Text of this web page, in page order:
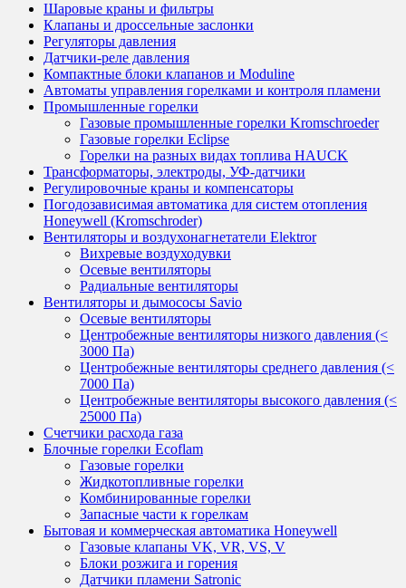
Шаровые краны и фильтры
Клапаны и дроссельные заслонки
Регуляторы давления
Датчики-реле давления
Компактные блоки клапанов и Moduline
Автоматы управления горелками и контроля пламени
Промышленные горелки
Газовые промышленные горелки Kromschroeder
Газовые горелки Eclipse
Горелки на разных видах топлива HAUCK
Трансформаторы, электроды, УФ-датчики
Регулировочные краны и компенсаторы
Погодозависимая автоматика для систем отопления
Honeywell (Kromschroder)
Вентиляторы и воздухонагнетатели Elektror
Вихревые воздуходувки
Осевые вентиляторы
Радиальные вентиляторы
Вентиляторы и дымососы Savio
Осевые вентиляторы
Центробежные вентиляторы низкого давления (<
3000 Па)
Центробежные вентиляторы среднего давления (<
7000 Па)
Центробежные вентиляторы высокого давления (<
25000 Па)
Счетчики расхода газа
Блочные горелки Ecoflam
Газовые горелки
Жидкотопливные горелки
Комбинированные горелки
Запасные части к горелкам
Бытовая и коммерческая автоматика Honeywell
Газовые клапаны VK, VR, VS, V
Блоки розжига и горения
Датчики пламени Satronic